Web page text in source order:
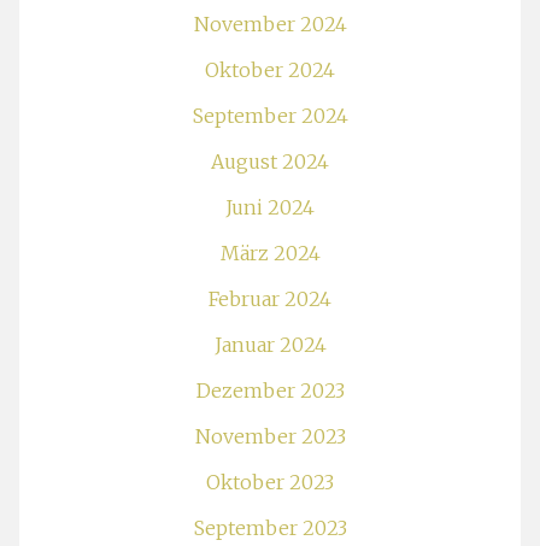
November 2024
Oktober 2024
September 2024
August 2024
Juni 2024
März 2024
Februar 2024
Januar 2024
Dezember 2023
November 2023
Oktober 2023
September 2023